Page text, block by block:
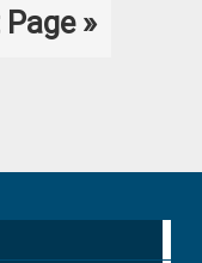
Page »